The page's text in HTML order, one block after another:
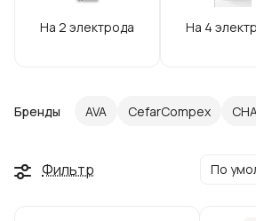
На 2 электрода На 4
Бренды AVA CefarCompex
Фильтр